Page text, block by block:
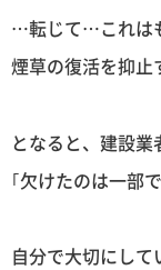
…転じて…これは
煙草の復活を抑止
となると、建設
｢欠けたのは一部
自分で大切にして